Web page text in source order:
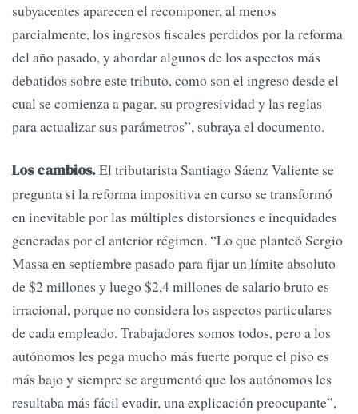
subyacentes aparecen el recomponer, al menos
parcialmente, los ingresos fiscales perdidos por la reforma
del año pasado, y abordar algunos de los aspectos más
debatidos sobre este tributo, como son el ingreso desde el
cual se comienza a pagar, su progresividad y las reglas
para actualizar sus parámetros”, subraya el documento.
Los cambios.El tributarista Santiago Sáenz Valiente se
pregunta si la reforma impositiva en curso se transformó
en inevitable por las múltiples distorsiones e inequidades
generadas por el anterior régimen. “Lo que planteó Sergio
Massa en septiembre pasado para fijar un límite absoluto
de $2 millones y luego $2,4 millones de salario bruto es
irracional, porque no considera los aspectos particulares
de cada empleado. Trabajadores somos todos, pero a los
autónomos les pega mucho más fuerte porque el piso es
más bajo y siempre se argumentó que los autónomos les
resultaba más fácil evadir, una explicación preocupante”,